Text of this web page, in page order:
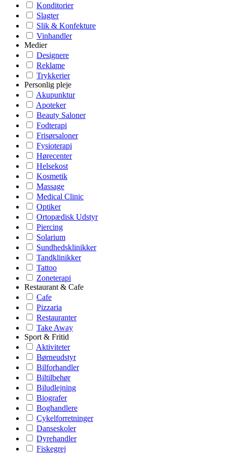
Konditorier
Slagter
Slik & Konfekture
Vinhandler
Medier
Designere
Reklame
Trykkerier
Personlig pleje
Akupunktur
Apoteker
Beauty Saloner
Fodterapi
Frisørsaloner
Fysioterapi
Hørecenter
Helsekost
Kosmetik
Massage
Medical Clinic
Optiker
Ortopædisk Udstyr
Piercing
Solarium
Sundhedsklinikker
Tandklinikker
Tattoo
Zoneterapi
Restaurant & Cafe
Cafe
Pizzaria
Restauranter
Take Away
Sport & Fritid
Aktiviteter
Børneudstyr
Bilforhandler
Biltilbehør
Biludlejning
Biografer
Boghandlere
Cykelforretninger
Danseskoler
Dyrehandler
Fiskegrej